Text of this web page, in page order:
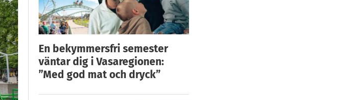
En bekymmersfri semester
väntar dig i Vasaregionen:
”Med god mat och dryck”